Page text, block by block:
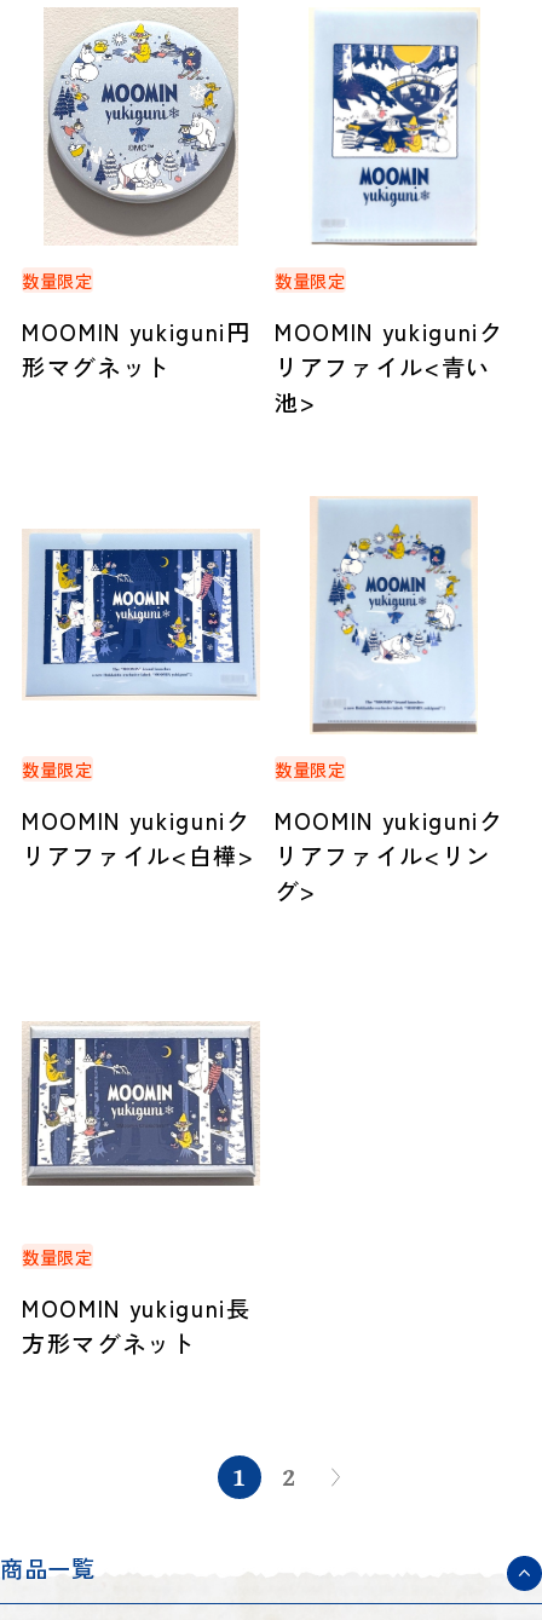
数量限定
MOOMIN yukiguni円
形マグネット
数量限定
MOOMIN yukiguniク
リアファイル<青い
池>
数量限定
MOOMIN yukiguniク
リアファイル<白樺>
数量限定
MOOMIN yukiguniク
リアファイル<リン
グ>
数量限定
MOOMIN yukiguni長
方形マグネット
1 2
商品一覧